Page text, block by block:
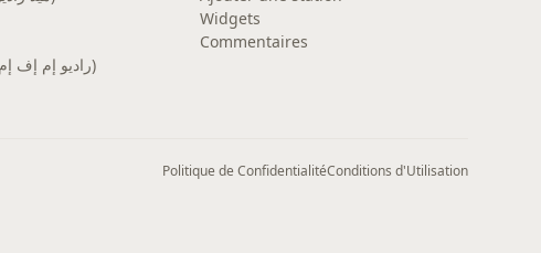
MFM Radio (راديو إم إف إم)
Widgets
Commentaires
Politique de ConfidentialitéConditions d'Utilisation